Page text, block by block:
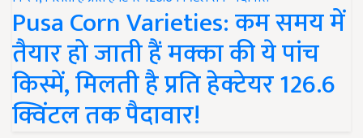
Pusa Corn Varieties: कम समय में
तैयार हो जाती हैं मक्का की ये पांच
किस्में, मिलती है प्रति हेक्टेयर 126.6
क्विंटल तक पैदावार!